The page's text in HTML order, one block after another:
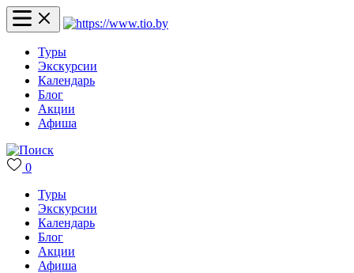
Туры
Экскурсии
Календарь
Блог
Акции
Афиша
0
Туры
Экскурсии
Календарь
Блог
Акции
Афиша